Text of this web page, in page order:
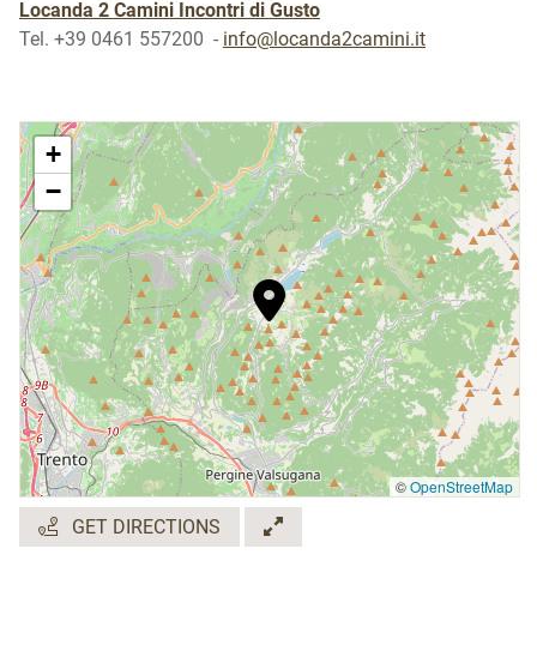
Locanda 2 Camini Incontri di Gusto
Tel. +39 0461 557200 - info@locanda2camini.it
+
−
©OpenStreetMap
GET DIRECTIONS